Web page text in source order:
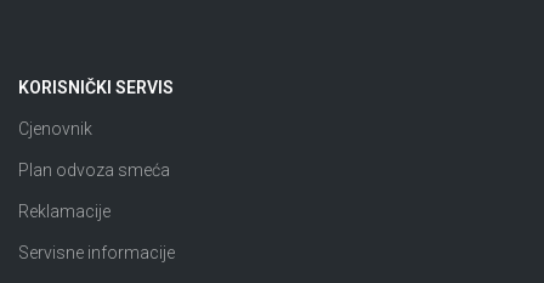
KORISNIČKI SERVIS
Cjenovnik
Plan odvoza smeća
Reklamacije
Servisne informacije